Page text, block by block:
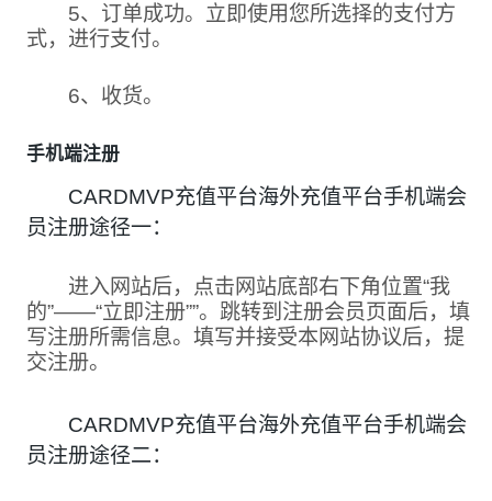
5、订单成功。立即使用您所选择的支付方
式，进行支付。
6、收货。
手机端注册
CARDMVP充值平台海外充值平台手机端会
员注册途径一：
进入网站后，点击网站底部右下角位置“我
的”——“立即注册””。跳转到注册会员页面后，填
写注册所需信息。填写并接受本网站协议后，提
交注册。
CARDMVP充值平台海外充值平台手机端会
员注册途径二：